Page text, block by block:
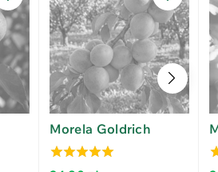
Morela Goldrich